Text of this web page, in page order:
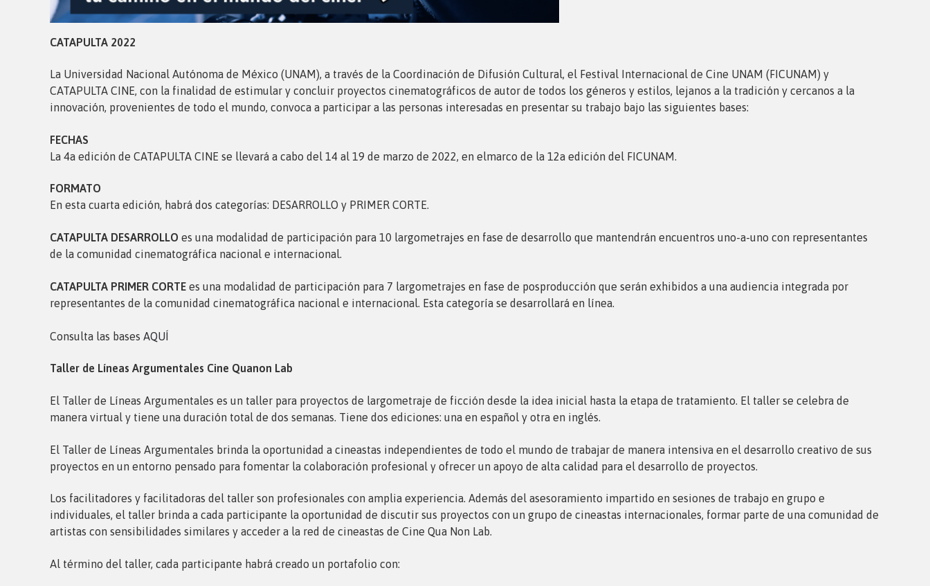
CATAPULTA 2022
La Universidad Nacional Autónoma de México (UNAM), a través de la Coordinación de Difusión Cultural, el Festival Internacional de Cine UNAM (FICUNAM) y
CATAPULTA CINE, con la finalidad de estimular y concluir proyectos cinematográficos de autor de todos los géneros y estilos, lejanos a la tradición y cercanos a la
innovación, provenientes de todo el mundo, convoca a participar a las personas interesadas en presentar su trabajo bajo las siguientes bases:
FECHAS
La 4a edición de CATAPULTA CINE se llevará a cabo del 14 al 19 de marzo de 2022, en elmarco de la 12a edición del FICUNAM.
FORMATO
En esta cuarta edición, habrá dos categorías: DESARROLLO y PRIMER CORTE.
CATAPULTA DESARROLLO es una modalidad de participación para 10 largometrajes en fase de desarrollo que mantendrán encuentros uno-a-uno con representantes
de la comunidad cinematográfica nacional e internacional.
CATAPULTA PRIMER CORTE es una modalidad de participación para 7 largometrajes en fase de posproducción que serán exhibidos a una audiencia integrada por
representantes de la comunidad cinematográfica nacional e internacional. Esta categoría se desarrollará en línea.
Consulta las bases AQUÍ
Taller de Líneas Argumentales Cine Quanon Lab
El Taller de Líneas Argumentales es un taller para proyectos de largometraje de ficción desde la idea inicial hasta la etapa de tratamiento. El taller se celebra de
manera virtual y tiene una duración total de dos semanas. Tiene dos ediciones: una en español y otra en inglés.
El Taller de Líneas Argumentales brinda la oportunidad a cineastas independientes de todo el mundo de trabajar de manera intensiva en el desarrollo creativo de sus
proyectos en un entorno pensado para fomentar la colaboración profesional y ofrecer un apoyo de alta calidad para el desarrollo de proyectos.
Los facilitadores y facilitadoras del taller son profesionales con amplia experiencia. Además del asesoramiento impartido en sesiones de trabajo en grupo e
individuales, el taller brinda a cada participante la oportunidad de discutir sus proyectos con un grupo de cineastas internacionales, formar parte de una comunidad de
artistas con sensibilidades similares y acceder a la red de cineastas de Cine Qua Non Lab.
Al término del taller, cada participante habrá creado un portafolio con: